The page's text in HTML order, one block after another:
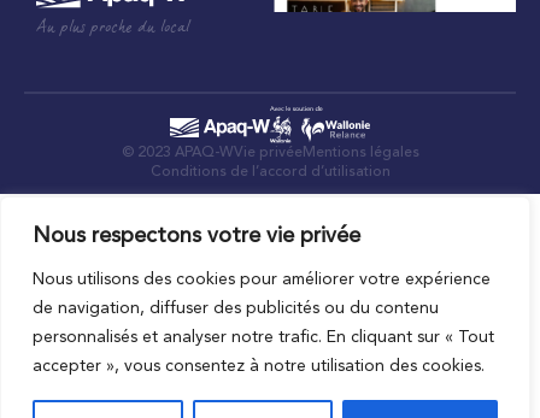
Nous respectons votre vie privée
Nous utilisons des cookies pour améliorer votre expérience
de navigation, diffuser des publicités ou du contenu
personnalisés et analyser notre trafic. En cliquant sur « Tout
accepter », vous consentez à notre utilisation des cookies.
Au plus proche du local
© 2023 APAQ-WVie privée Mentions légales
Conditions de l’accord d’utilisation